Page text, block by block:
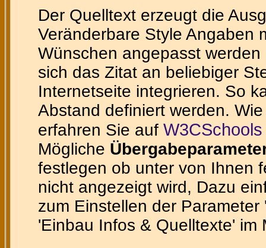
Der Quelltext erzeugt die
Veränderbare Style Angaben
Wünschen angepasst
sich das Zitat an beliebiger
Internetseite integrieren. So
Abstand definiert werden.
erfahren Sie auf
Mögliche
festlegen ob unter von Ihnen
nicht angezeigt wird, Dazu
zum Einstellen der
'Einbau Infos & Quelltexte' im